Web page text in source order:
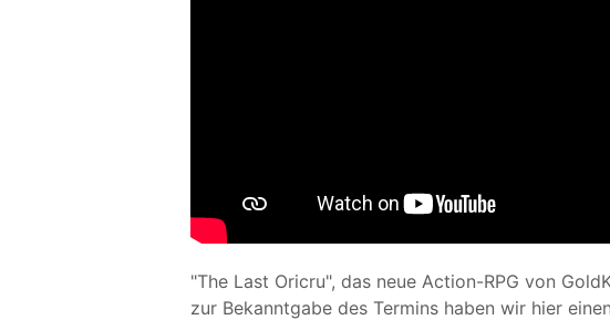
"The Last Oricru", das neue Action-RPG von
zur Bekanntgabe des Termins haben wir hier